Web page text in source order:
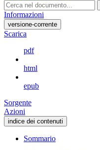
Informazioni
versione-corrente
Scarica
pdf
html
epub
Sorgente
Azioni
indice dei contenuti
Sommario